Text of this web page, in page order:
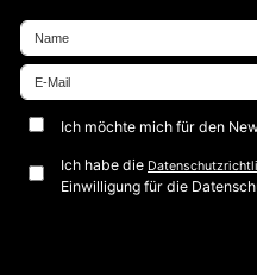
Ich möchte mich für den
Ich habe die
Einwilligung für die